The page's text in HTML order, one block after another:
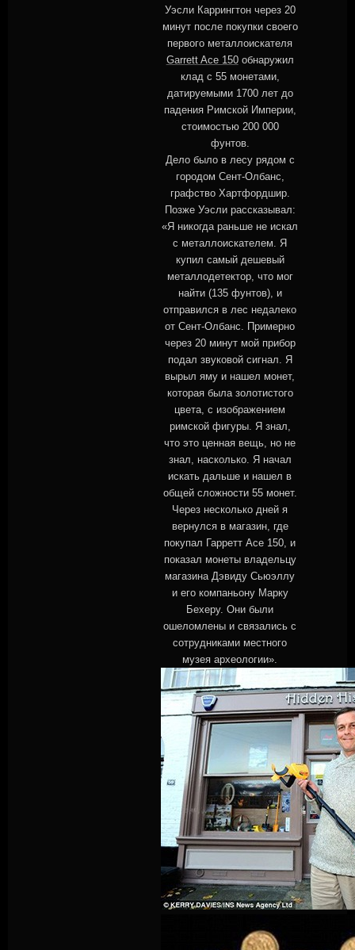
Уэсли Каррингтон через 20
минут после покупки своего
первого металлоискателя
Garrett Ace 150обнаружил
клад с 55 монетами,
датируемыми 1700 лет до
падения Римской Империи,
стоимостью 200 000
фунтов.
Дело было в лесу рядом с
городом Сент-Олбанс,
графство Хартфордшир.
Позже Уэсли рассказывал:
«Я никогда раньше не искал
с металлоискателем. Я
купил самый дешевый
металлодетектор, что мог
найти (135 фунтов), и
отправился в лес недалеко
от Сент-Олбанс. Примерно
через 20 минут мой прибор
подал звуковой сигнал. Я
вырыл яму и нашел монет,
которая была золотистого
цвета, с изображением
римской фигуры. Я знал,
что это ценная вещь, но не
знал, насколько. Я начал
искать дальше и нашел в
общей сложности 55 монет.
Через несколько дней я
вернулся в магазин, где
покупал Гарретт Асе 150, и
показал монеты владельцу
магазина Дэвиду Сьюэллу
и его компаньону Марку
Бехеру. Они были
ошеломлены и связались с
сотрудниками местного
музея археологии».